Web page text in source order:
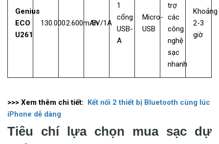
Genius
ECO
U261
130.0002.600mAh5V/1A
1
cổng
USB-
A
Micro-
USB
trợ
các
công
nghệ
sạc
nhanh
Khoảng
2-3
giờ
>>> Xem thêm chi tiết: Kết nối 2 thiết bị Bluetooth cùng lúc
iPhone dễ dàng
Tiêu chí lựa chọn mua sạc dự